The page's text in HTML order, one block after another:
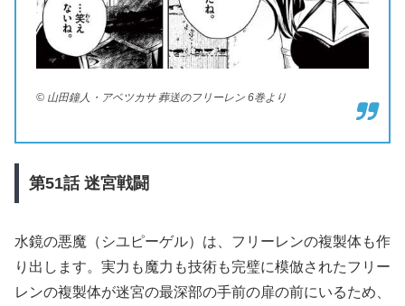
© 山田鐘人・アベツカサ 葬送のフリーレン 6巻より
第51話 迷宮戦闘
水鏡の悪魔（シユピーゲル）は、フリーレンの複製体も作
り出します。実力も魔力も技術も完璧に模倣されたフリー
レンの複製体が迷宮の最深部の手前の扉の前にいるため、